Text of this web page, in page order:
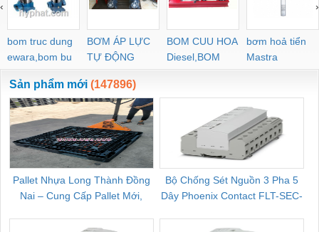
bom truc dung
ewara,bom bu
ewara
BƠM ÁP LỰC
TỰ ĐỘNG
BOM CUU HOA
Diesel,BOM
CHUA CHAY
bơm hoả tiển
Mastra
‹ ›
Sản phẩm mới (147896)
Pallet Nhựa Long Thành Đồng
Nai – Cung Cấp Pallet Mới,
Bộ Chống Sét Nguồn 3 Pha 5
Dây Phoenix Contact FLT-SEC-